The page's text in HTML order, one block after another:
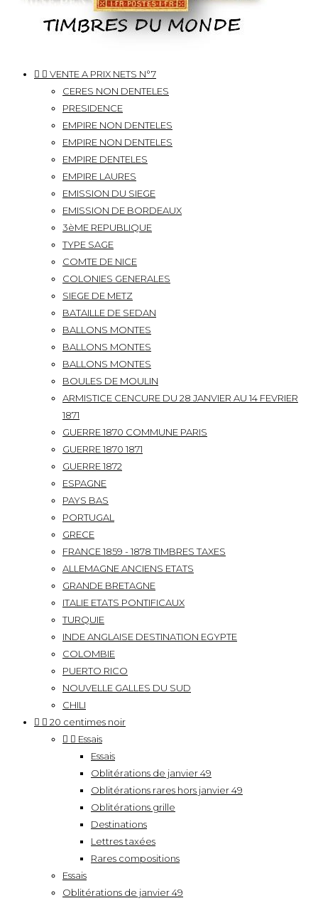
  VENTE A PRIX NETS N°7
CERES NON DENTELES
PRESIDENCE
EMPIRE NON DENTELES
EMPIRE NON DENTELES
EMPIRE DENTELES
EMPIRE LAURES
EMISSION DU SIEGE
EMISSION DE BORDEAUX
3èME REPUBLIQUE
TYPE SAGE
COMTE DE NICE
COLONIES GENERALES
SIEGE DE METZ
BATAILLE DE SEDAN
BALLONS MONTES
BALLONS MONTES
BALLONS MONTES
BOULES DE MOULIN
ARMISTICE CENCURE DU 28 JANVIER AU 14 FEVRIER
1871
GUERRE 1870 COMMUNE PARIS
GUERRE 1870 1871
GUERRE 1872
ESPAGNE
PAYS BAS
PORTUGAL
GRECE
FRANCE 1859 - 1878 TIMBRES TAXES
ALLEMAGNE ANCIENS ETATS
GRANDE BRETAGNE
ITALIE ETATS PONTIFICAUX
TURQUIE
INDE ANGLAISE DESTINATION EGYPTE
COLOMBIE
PUERTO RICO
NOUVELLE GALLES DU SUD
CHILI
  20 centimes noir
  Essais
Essais
Oblitérations de janvier 49
Oblitérations rares hors janvier 49
Oblitérations grille
Destinations
Lettres taxées
Rares compositions
Essais
Oblitérations de janvier 49